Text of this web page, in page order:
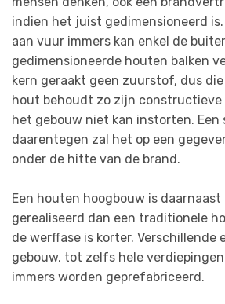
indien het juist gedimensioneerd
aan vuur immers kan enkel de
gedimensioneerde houten balken
kern geraakt geen zuurstof, dus
hout behoudt zo zijn
het gebouw niet kan instorten. Een
daarentegen zal het op een
onder de hitte van de brand.
Een houten hoogbouw is daarnaast
gerealiseerd dan een traditionele
de werffase is korter. Verschillende
gebouw, tot zelfs hele
immers worden geprefabriceerd.